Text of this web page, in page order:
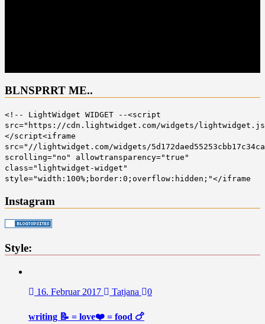
BLNSPRRT ME..
<!-- LightWidget WIDGET --<script
src="https://cdn.lightwidget.com/widgets/
</script<iframe
src="//lightwidget.com/widgets/
scrolling="no" allowtransparency="true"
class="lightwidget-widget"
style="width:100%;border:0;overflow:hidden;"</iframe
Instagram
Style:
16. Februar 2017 Tatjana 0
writing 📝 = love❤️ = food 🍗